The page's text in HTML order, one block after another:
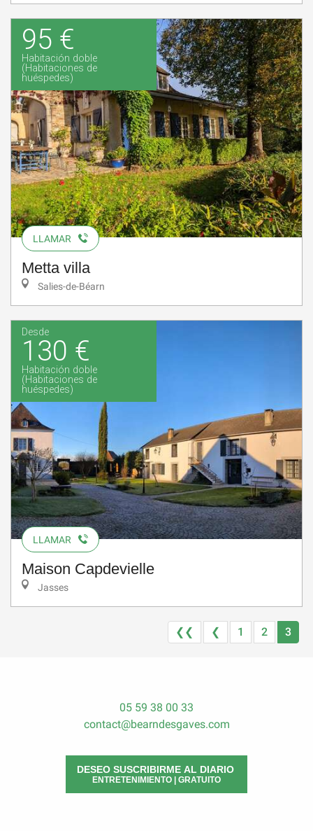
95 €
Habitación doble
(Habitaciones de
huéspedes)
LLAMAR
Metta villa
Salies-de-Béarn
Desde
130 €
Habitación doble
(Habitaciones de
huéspedes)
LLAMAR
Maison Capdevielle
Jasses
❮❮ ❮ 1 2 3
05 59 38 00 33
contact@bearndesgaves.com
DESEO SUSCRIBIRME AL DIARIO
ENTRETENIMIENTO | GRATUITO